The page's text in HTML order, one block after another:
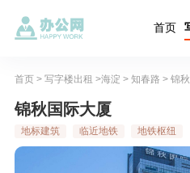
首页
首页> 写字楼出租 >海淀 > 知春路 > 锦
锦秋国际大厦
地标建筑 临近地铁 地铁枢纽